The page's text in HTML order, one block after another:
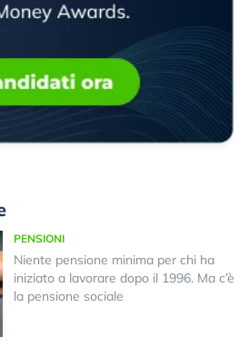
PENSIONI
Niente pensione minima per chi ha
iniziato a lavorare dopo il 1996. Ma c’è
la pensione sociale